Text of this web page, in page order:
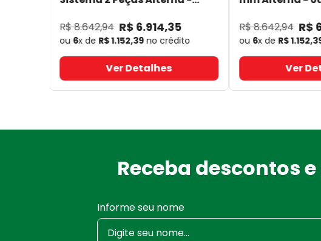
R$8.642,94 R$ 6.914,35
ou 6x de R$1.152,39no crédito
Ver Detalhes
R$8.642,94 R$
ou 6x de R$1.152,
Ver
Receba descontos
Informe seu nome